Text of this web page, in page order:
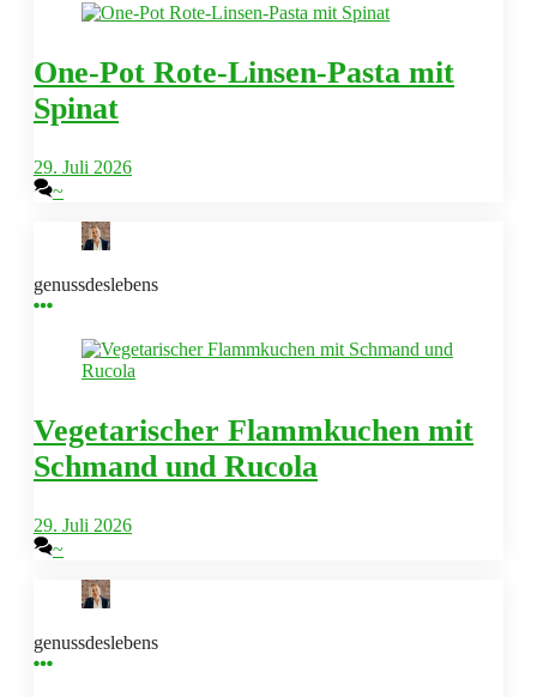
One-Pot Rote-Linsen-Pasta mit
Spinat
29. Juli 2026
~
genussdeslebens
Vegetarischer Flammkuchen mit
Schmand und Rucola
29. Juli 2026
~
genussdeslebens